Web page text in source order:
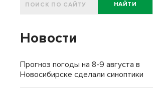
НАЙТИ
Новости
Прогноз погоды на 8-9 августа в
Новосибирске сделали синоптики